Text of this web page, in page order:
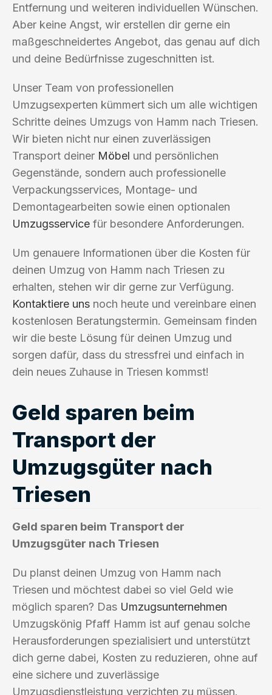
Entfernung und weiteren individuellen Wünschen.
Aber keine Angst, wir erstellen dir gerne ein
maßgeschneidertes Angebot, das genau auf dich
und deine Bedürfnisse zugeschnitten ist.
Unser Team von professionellen
Umzugsexperten kümmert sich um alle wichtigen
Schritte deines Umzugs von Hamm nach Triesen.
Wir bieten nicht nur einen zuverlässigen
Transport deiner Möbel und persönlichen
Gegenstände, sondern auch professionelle
Verpackungsservices, Montage- und
Demontagearbeiten sowie einen optionalen
Umzugsservice für besondere Anforderungen.
Um genauere Informationen über die Kosten für
deinen Umzug von Hamm nach Triesen zu
erhalten, stehen wir dir gerne zur Verfügung.
Kontaktiere uns noch heute und vereinbare einen
kostenlosen Beratungstermin. Gemeinsam finden
wir die beste Lösung für deinen Umzug und
sorgen dafür, dass du stressfrei und einfach in
dein neues Zuhause in Triesen kommst!
Geld sparen beim
Transport der
Umzugsgüter nach
Triesen
Geld sparen beim Transport der
Umzugsgüter nach Triesen
Du planst deinen Umzug von Hamm nach
Triesen und möchtest dabei so viel Geld wie
möglich sparen? Das Umzugsunternehmen
Umzugskönig Pfaff Hamm ist auf genau solche
Herausforderungen spezialisiert und unterstützt
dich gerne dabei, Kosten zu reduzieren, ohne auf
eine sichere und zuverlässige
Umzugsdienstleistung verzichten zu müssen.